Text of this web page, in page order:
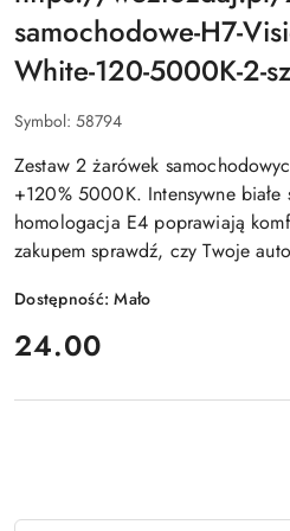
Z
O.O.
samochodowe-H7-
White-120-5000K-2-
Symbol: 58794
Zestaw 2 żarówek
+120% 5000K. Intensywne białe
homologacja E4 poprawiają
zakupem sprawdź, czy Twoje
Dostępność:Mało
cena:
24.00